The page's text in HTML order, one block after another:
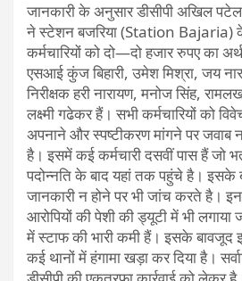
जानकारी के अनुसार डीसीपी अखिल
ने स्टेशन बजरिया (Station Bajaria)
कर्मचारियों को दो—दो हजार रुपए का
एसआई कुंज बिहारी, उमेश मिश्रा, जय
निरीक्षक हरी नारायण, मनोज सिंह,
लक्ष्मी गढेकर हैं। सभी कर्मचारियों को
अपनाने और स्पष्टीकरण मांगने पर जवाब
है। इसमें कई कर्मचारी दसवीं पास हैं जो
पदोन्नति के बाद यहां तक पहुंचे है। इसके
जानकारी न होने पर भी जांच करते है।
आरोपियों की पेशी की ड्यूटी में भी
में स्टाफ की भारी कमी हैं। इसके बावजूद
कई थानों में हंगामा खड़ा कर दिया है।